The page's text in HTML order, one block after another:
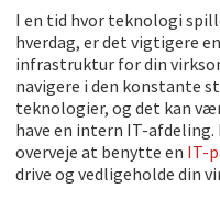
I en tid hvor teknologi
hverdag, er det vigtigere
infrastruktur for din
navigere i den konstante
teknologier, og det kan
have en intern IT-
overveje at benytte en IT-
drive og vedligeholde din